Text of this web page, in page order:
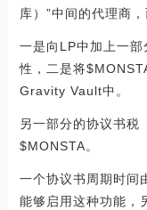
库）”中间的代理商
一是向LP中加上一
性，二是将
Gravity Vault中。
另一部分的协议书税
$MONSTA。
一个协议书周期时间
能够启用这种功能，